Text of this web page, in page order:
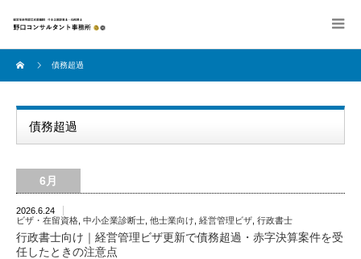
債務超過
債務超過
6月
2026.6.24
ビザ・在留資格 中小企業診断士 他士業向け 経営管理ビザ 行政書士
行政書士向け｜経営管理ビザ更新で債務超過・赤字決算案件を受
任したときの注意点